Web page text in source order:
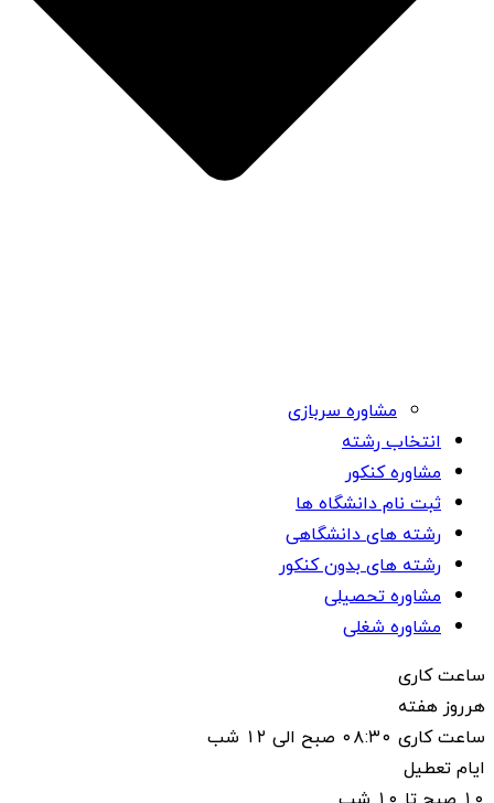
مشاوره سربازی
انتخاب رشته
مشاوره کنکور
ثبت نام دانشگاه ها
رشته های دانشگاهی
رشته های بدون کنکور
مشاوره تحصیلی
مشاوره شغلی
ساعت کاری
هرروز هفته
ساعت کاری ۰۸:۳۰ صبح الی ۱۲ شب
ایام تعطیل